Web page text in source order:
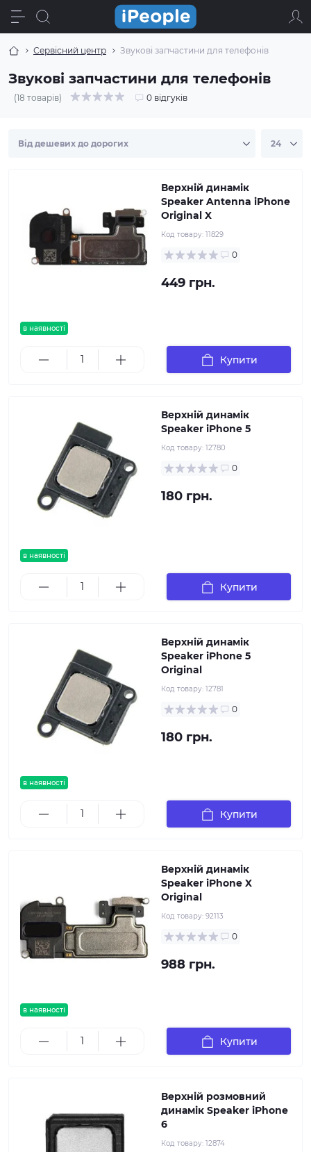
Сервісний центр Звукові запчастини для телефонів
Звукові запчастини для телефонів
(18 товарів) 0 відгуків
в наявності
Верхній динамік
Speaker Antenna iPhone
Original X
Код товару: 11829
0
449 грн.
Купити
в наявності
Верхній динамік
Speaker iPhone 5
Код товару: 12780
0
180 грн.
Купити
в наявності
Верхній динамік
Speaker iPhone 5
Original
Код товару: 12781
0
180 грн.
Купити
в наявності
Верхній динамік
Speaker iPhone X
Original
Код товару: 92113
0
988 грн.
Купити
Верхній розмовний
динамік Speaker iPhone
6
Код товару: 12874